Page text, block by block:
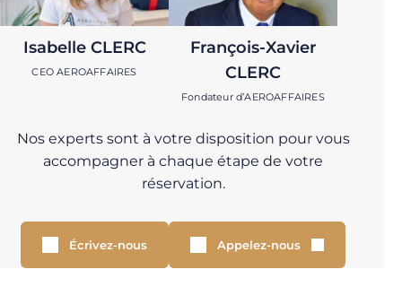
Isabelle CLERC
CEO AEROAFFAIRES
François-Xavier
CLERC
Fondateur d’AEROAFFAIRES
Nos experts sont à votre disposition pour vous
accompagner à chaque étape de votre
réservation.
Écrivez-nous Appelez-nous